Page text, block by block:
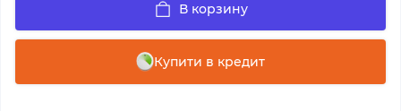
В корзину
Купити в кредит